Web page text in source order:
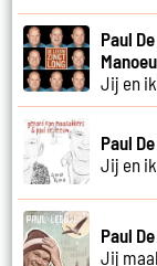
Paul
Jij en ik
Paul
Jij en
Paul
Jij